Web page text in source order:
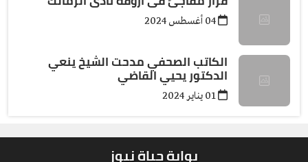
الكاتب الصحفي مدحت الشيخ ينعي
الدكتور يحيي القاضي
بوابة حياة نيوز